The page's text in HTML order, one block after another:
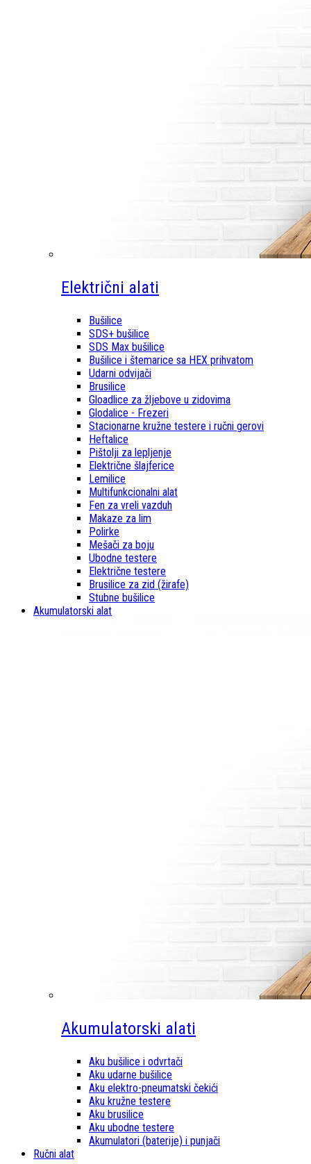
Električni alati
Bušilice
SDS+ bušilice
SDS Max bušilice
Bušilice i štemarice sa HEX prihvatom
Udarni odvijači
Brusilice
Gloadlice za žljebove u zidovima
Glodalice - Frezeri
Stacionarne kružne testere i ručni gerovi
Heftalice
Pištolji za lepljenje
Električne šlajferice
Lemilice
Multifunkcionalni alat
Fen za vreli vazduh
Makaze za lim
Polirke
Mešači za boju
Ubodne testere
Električne testere
Brusilice za zid (žirafe)
Stubne bušilice
Akumulatorski alat
Akumulatorski alati
Aku bušilice i odvrtači
Aku udarne bušilice
Aku elektro-pneumatski čekići
Aku kružne testere
Aku brusilice
Aku ubodne testere
Akumulatori (baterije) i punjači
Ručni alat